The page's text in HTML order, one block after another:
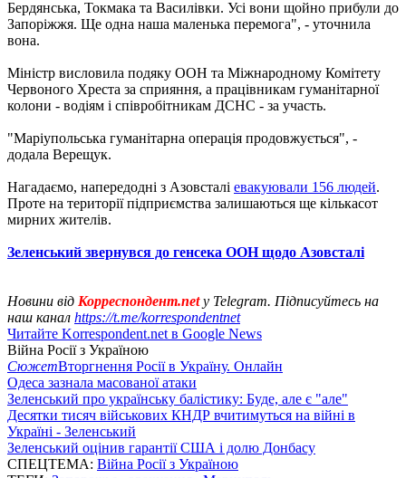
Бердянська, Токмака та Василівки. Усі вони щойно прибули до
Запоріжжя. Ще одна наша маленька перемога", - уточнила
вона.
Міністр висловила подяку ООН та Міжнародному Комітету
Червоного Хреста за сприяння, а працівникам гуманітарної
колони - водіям і співробітникам ДСНС - за участь.
"Маріупольська гуманітарна операція продовжується", -
додала Верещук.
Нагадаємо, напередодні з Азовсталі евакуювали 156 людей.
Проте на території підприємства залишаються ще кількасот
мирних жителів.
Зеленський звернувся до генсека ООН щодо Азовсталі
Новини від Корреспондент.netу Telegram. Підписуйтесь на
наш канал https://t.me/korrespondentnet
Читайте Korrespondent.net в Google News
Війна Росії з Україною
СюжетВторгнення Росії в Україну. Онлайн
Одеса зазнала масованої атаки
Зеленський про українську балістику: Буде, але є "але"
Десятки тисяч військових КНДР вчитимуться на війні в
Україні - Зеленський
Зеленський оцінив гарантії США і долю Донбасу
СПЕЦТЕМА: Війна Росії з Україною